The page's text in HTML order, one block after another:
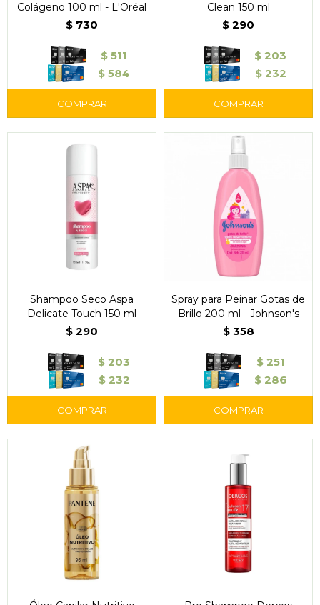
Colágeno 100 ml - L'Oréal
$ 730
$ 511
$ 584
Clean 150 ml
$ 290
$ 203
$ 232
Shampoo Seco Aspa
Delicate Touch 150 ml
$ 290
$ 203
$ 232
Spray para Peinar Gotas de
Brillo 200 ml - Johnson's
$ 358
$ 251
$ 286